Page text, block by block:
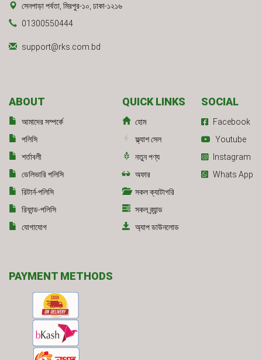
সেনপাড়া পর্বতা, মিরপুর-১০, ঢাকা-১২১৬
01300550444
support@rks.com.bd
ABOUT
আমাদের সম্পর্কে
পলিসি
শর্তাবলী
ডেলিভারি পলিসি
রিটার্ন-পলিসি
রিফান্ড-পলিসি
যোগাযোগ
QUICK LINKS
হোম
ফ্ল্যাশ সেল
নতুন পণ্য
অফার
সকল ক্যাটাগরি
সকল ব্র্যান্ড
অ্যাপ ডাউনলোড
SOCIAL
Facebook
Youtube
Instagram
Whats App
PAYMENT METHODS